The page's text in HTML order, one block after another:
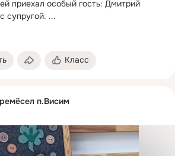
приехал особый гость: Дмитрий
супругой. ...
Класс
п.Висим